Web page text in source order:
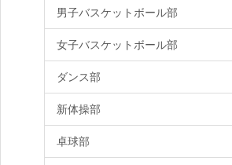
男子バスケットボール部
女子バスケットボール部
ダンス部
新体操部
卓球部